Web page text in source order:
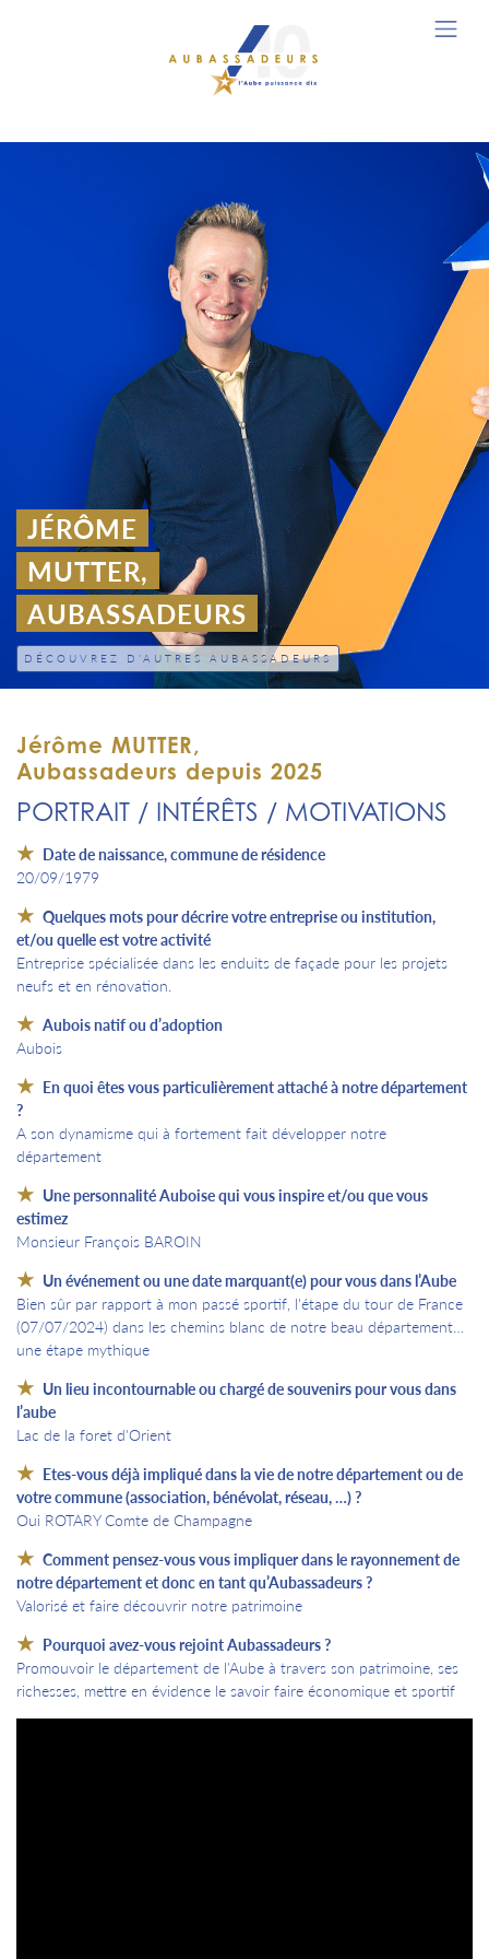
JÉRÔME
MUTTER,
AUBASSADEURS
DÉCOUVREZ D'AUTRES AUBASSADEURS
Jérôme MUTTER,
Aubassadeurs depuis 2025
PORTRAIT / INTÉRÊTS / MOTIVATIONS
Date de naissance, commune de résidence
20/09/1979
Quelques mots pour décrire votre entreprise ou institution,
et/ou quelle est votre activité
Entreprise spécialisée dans les enduits de façade pour les projets
neufs et en rénovation.
Aubois natif ou d’adoption
Aubois
En quoi êtes vous particulièrement attaché à notre département
?
A son dynamisme qui à fortement fait développer notre
département
Une personnalité Auboise qui vous inspire et/ou que vous
estimez
Monsieur François BAROIN
Un événement ou une date marquant(e) pour vous dans l’Aube
Bien sûr par rapport à mon passé sportif, l'étape du tour de France
(07/07/2024) dans les chemins blanc de notre beau département…
une étape mythique
Un lieu incontournable ou chargé de souvenirs pour vous dans
l’aube
Lac de la foret d'Orient
Etes-vous déjà impliqué dans la vie de notre département ou de
votre commune (association, bénévolat, réseau, …) ?
Oui ROTARY Comte de Champagne
Comment pensez-vous vous impliquer dans le rayonnement de
notre département et donc en tant qu’Aubassadeurs ?
Valorisé et faire découvrir notre patrimoine
Pourquoi avez-vous rejoint Aubassadeurs ?
Promouvoir le département de l'Aube à travers son patrimoine, ses
richesses, mettre en évidence le savoir faire économique et sportif